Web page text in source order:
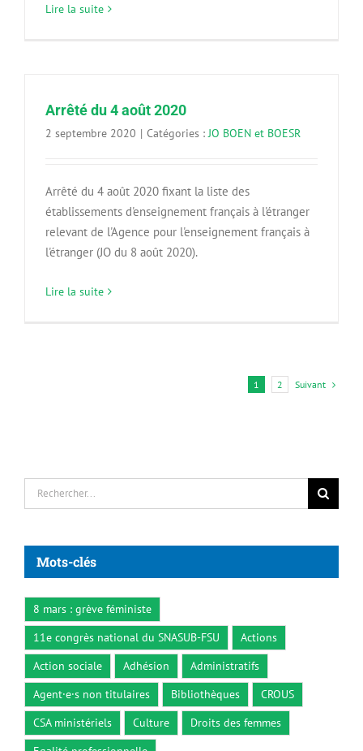
Lire la suite
Arrêté du 4 août 2020
2 septembre 2020 | Catégories : JO BOEN et BOESR
Arrêté du 4 août 2020 fixant la liste des
établissements d'enseignement français à l'étranger
relevant de l'Agence pour l'enseignement français à
l'étranger (JO du 8 août 2020).
Lire la suite
1 2 Suivant
Rechercher:
Mots-clés
8 mars : grève féministe
11e congrès national du SNASUB-FSU
Actions
Action sociale
Adhésion
Administratifs
Agent·e·s non titulaires
Bibliothèques
CROUS
CSA ministériels
Culture
Droits des femmes